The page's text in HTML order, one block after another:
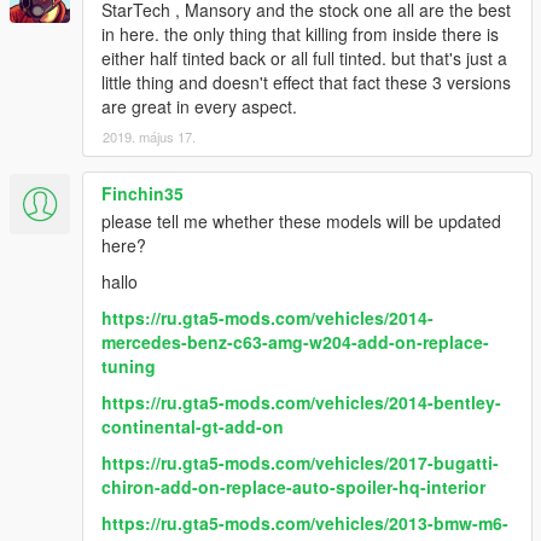
Paint Options
- Paint 1: The body
- Paint 6: The interior
- Paint 7: The interior
- Extra 1 (Front license plate)
- Extra 2 (Closed Sunroof)
- Extra 3 (Roof racks)
- Extra 10 (Rear screens)
What's new in v2.0
- Improved exterior & interior lights
- Improved black & aluminum parts
- Improved the burn area
- Made some tweaks to the collisions
- Fixed some data lines
StarTech , Mansory and the stock one all are the best
in here. the only thing that killing from inside there is
either half tinted back or all full tinted. but that's just a
little thing and doesn't effect that fact these 3 versions
are great in every aspect.
2019. május 17.
Finchin35
please tell me whether these models will be updated
here?
hallo
https://ru.gta5-mods.com/vehicles/2014-
mercedes-benz-c63-amg-w204-add-on-replace-
tuning
https://ru.gta5-mods.com/vehicles/2014-bentley-
continental-gt-add-on
https://ru.gta5-mods.com/vehicles/2017-bugatti-
chiron-add-on-replace-auto-spoiler-hq-interior
https://ru.gta5-mods.com/vehicles/2013-bmw-m6-